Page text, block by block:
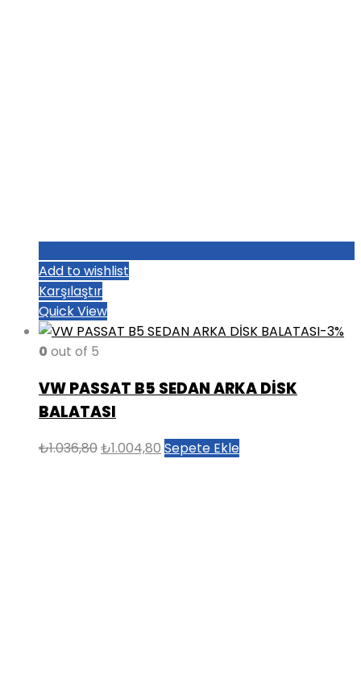
Add to wishlist
Karşılaştır
Quick View
-3%
0 out of 5
VW PASSAT B5 SEDAN ARKA DİSK
BALATASI
₺1.036,80Orijinal
₺1.004,80 Şu
Sepete Ekle